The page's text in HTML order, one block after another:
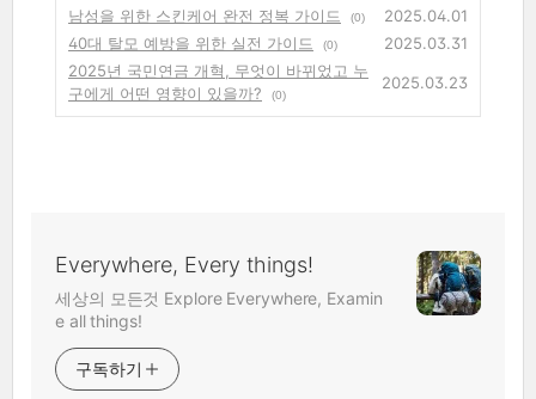
남성을 위한 스킨케어 완전 정복 가이드
(0)
2025.04.01
40대 탈모 예방을 위한 실전 가이드
(0)
2025.03.31
2025년 국민연금 개혁, 무엇이 바뀌었고 누
구에게 어떤 영향이 있을까?
(0)
2025.03.23
Everywhere, Every things!
세상의 모든것 Explore Everywhere, Examin
e all things!
구독하기